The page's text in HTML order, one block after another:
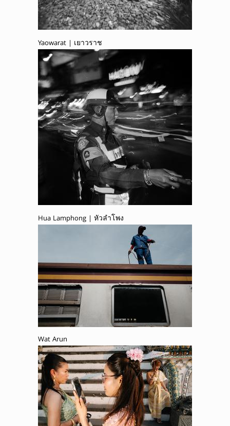
Yaowarat | เยาวราช
Hua Lamphong | หัวลำโพง
Wat Arun